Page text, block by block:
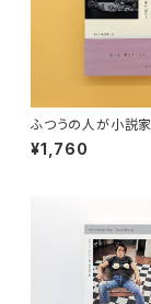
ふつうの人が小説
していくには
¥1,760